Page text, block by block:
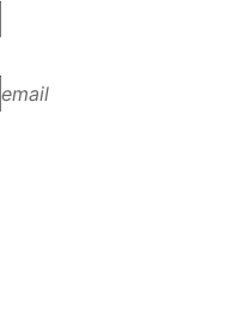
email